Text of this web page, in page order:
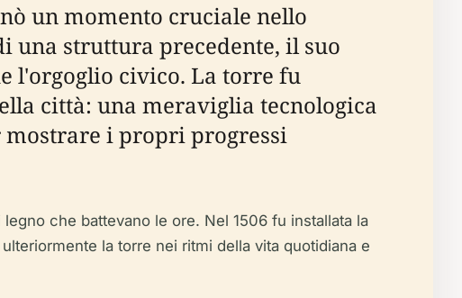
un momento cruciale nello
una struttura precedente, il suo
l'orgoglio civico. La torre fu
città: una meraviglia tecnologica
mostrare i propri progressi
che battevano le ore. Nel 1506 fu installata la
la torre nei ritmi della vita quotidiana e